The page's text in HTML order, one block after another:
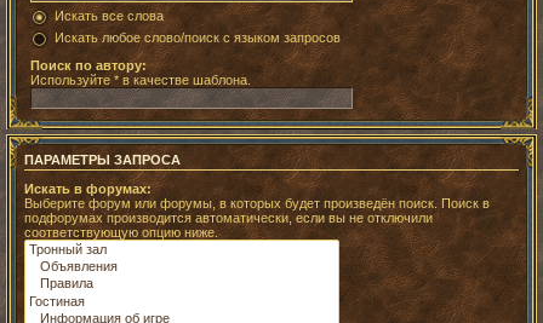
Искать все слова
Искать любое слово/поиск с языком запросов
Поиск по автору:
Используйте * в качестве шаблона.
ПАРАМЕТРЫ ЗАПРОСА
Искать в форумах:
Выберите форум или форумы, в которых будет произведён поиск. Поиск в
подфорумах производится автоматически, если вы не отключили
соответствующую опцию ниже.